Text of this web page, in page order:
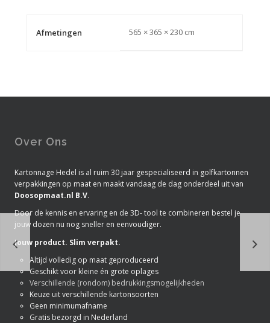
Afmetingen 565 × 365 × 230 cm
Over Ons
Kartonnage Hedel is al ruim 30 jaar gespecialiseerd in golfkartonnen
verpakkingen op maat en maakt vandaag de dag onderdeel uit van
Doosopmaat.nl B.V.
Door de kennis en ervaring en de 3D- tool te combineren bestel je
jouw dozen nu nog sneller en eenvoudiger.
Jouw product. Slim verpakt.
Altijd volledig op maat geproduceerd
Geschikt voor kleine én grote oplages
Verschillende (rondom) bedrukkingsmogelijkheden
Keuze uit verschillende kartonsoorten
Geen minimumafname
Gratis bezorgd in Nederland